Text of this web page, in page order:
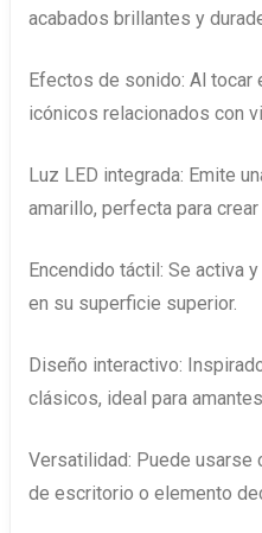
acabados brillantes y
Efectos de sonido: Al tocar
icónicos relacionados con
Luz LED integrada: Emite
amarillo, perfecta para
Encendido táctil: Se activa
en su superficie superior.
Diseño interactivo:
clásicos, ideal para
Versatilidad: Puede usarse
de escritorio o elemento